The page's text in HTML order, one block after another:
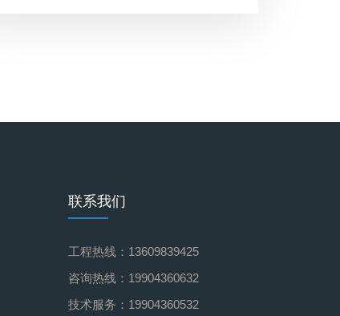
联系我们
工程热线：13609839425
咨询热线：19904360632
技术服务：19904360532